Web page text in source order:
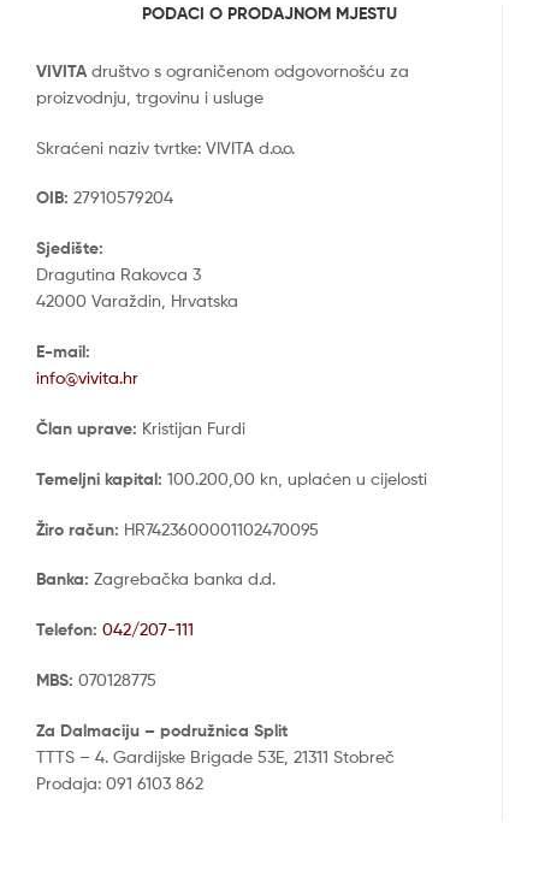
PODACI O PRODAJNOM MJESTU
VIVITA društvo s ograničenom odgovornošću za
proizvodnju, trgovinu i usluge
Skraćeni naziv tvrtke: VIVITA d.o.o.
OIB: 27910579204
Sjedište:
Dragutina Rakovca 3
42000 Varaždin, Hrvatska
E-mail:
info@vivita.hr
Član uprave: Kristijan Furdi
Temeljni kapital: 100.200,00 kn, uplaćen u cijelosti
Žiro račun: HR7423600001102470095
Banka: Zagrebačka banka d.d.
Telefon: 042/207-111
MBS: 070128775
Za Dalmaciju – podružnica Split
TTTS – 4. Gardijske Brigade 53E, 21311 Stobreč
Prodaja: 091 6103 862